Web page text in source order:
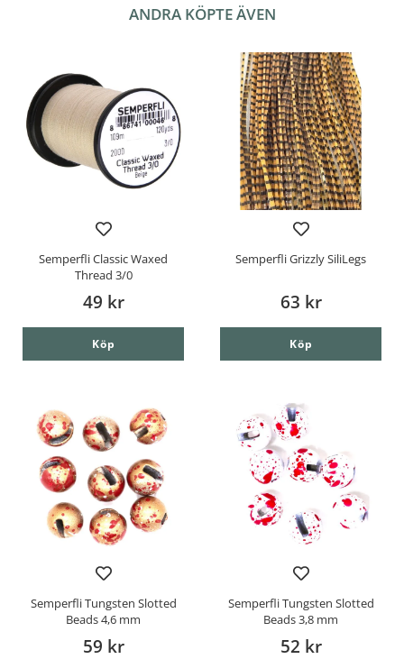
ANDRA KÖPTE ÄVEN
Semperfli Classic Waxed
Thread 3/0
49 kr
Köp
Semperfli Grizzly SiliLegs
63 kr
Köp
Semperfli Tungsten Slotted
Beads 4,6 mm
59 kr
Semperfli Tungsten Slotted
Beads 3,8 mm
52 kr